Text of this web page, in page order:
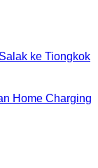
Home Charging